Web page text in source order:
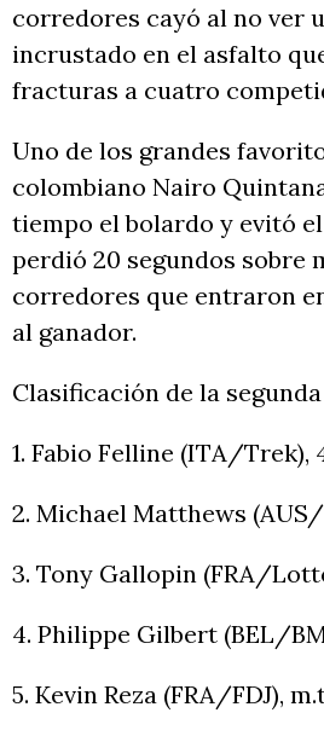
corredores cayó al no ver
incrustado en el asfalto
fracturas a cuatro
Uno de los grandes
colombiano Nairo
tiempo el bolardo y evitó
perdió 20 segundos sobre
corredores que entraron
al ganador.
Clasificación de la
1. Fabio Felline (ITA/Trek),
2. Michael Matthews
3. Tony Gallopin (FRA/
4. Philippe Gilbert (BEL/
5. Kevin Reza (FRA/FDJ),